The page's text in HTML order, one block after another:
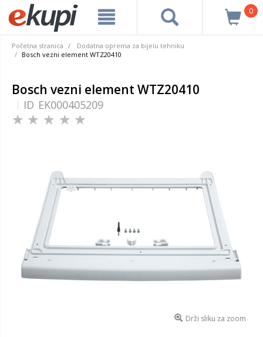
0
Početna stranica
Dodatna oprema za bijelu tehniku
Bosch vezni element WTZ20410
Bosch vezni element WTZ20410
ID EK000405209
Drži sliku za zoom